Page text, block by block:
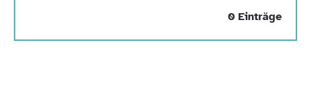
0 Einträge